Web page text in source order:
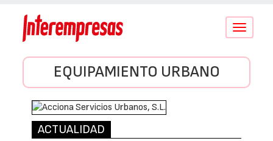
Conmutar
EQUIPAMIENTO URBANO
ACTUALIDAD